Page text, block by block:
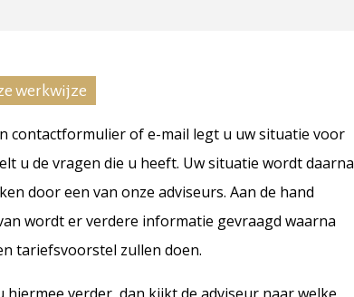
werkwijze
contactformulier of e-mail legt u uw situatie voor
u de vragen die u heeft. Uw situatie wordt daarna
door een van onze adviseurs. Aan de hand
wordt er verdere informatie gevraagd waarna
tariefsvoorstel zullen doen.